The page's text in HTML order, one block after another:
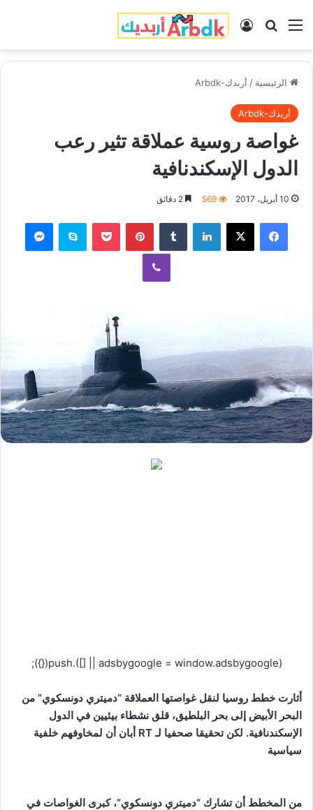
القائمة بحث عنتسجيل الدخول
الرئيسية / أربدك-Arbdk
أربدك-Arbdk
غواصة روسية عملاقة تثير رعب
الدول الإسكندنافية
10 أبريل، 2017 569
فيسبوك لينكدإن بينتيريست سكايب
ڤايبر
(adsbygoogle = window.adsbygoogle || []).push({});
أثارت خطط روسيا لنقل غواصتها العملاقة “دميتري دونسكوي” من
البحر الأبيض إلى بحر البلطيق، قلق نشطاء بيئيين في الدول
الإسكندنافية. لكن تحقيقا صحفيا لـ RT أبان أن لمخاوفهم خلفية
سياسية
من المخطط أن تشارك “دميتري دونسكوي”، كبرى الغواصات في